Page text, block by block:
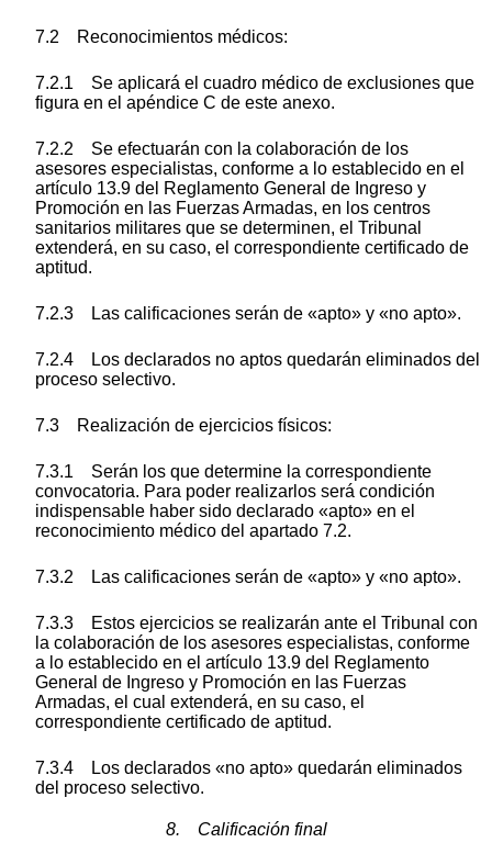
7.2 Reconocimientos médicos:
7.2.1 Se aplicará el cuadro médico de exclusiones que
figura en el apéndice C de este anexo.
7.2.2 Se efectuarán con la colaboración de los
asesores especialistas, conforme a lo establecido en el
artículo 13.9 del Reglamento General de Ingreso y
Promoción en las Fuerzas Armadas, en los centros
sanitarios militares que se determinen, el Tribunal
extenderá, en su caso, el correspondiente certificado de
aptitud.
7.2.3 Las calificaciones serán de «apto» y «no apto».
7.2.4 Los declarados no aptos quedarán eliminados del
proceso selectivo.
7.3 Realización de ejercicios físicos:
7.3.1 Serán los que determine la correspondiente
convocatoria. Para poder realizarlos será condición
indispensable haber sido declarado «apto» en el
reconocimiento médico del apartado 7.2.
7.3.2 Las calificaciones serán de «apto» y «no apto».
7.3.3 Estos ejercicios se realizarán ante el Tribunal con
la colaboración de los asesores especialistas, conforme
a lo establecido en el artículo 13.9 del Reglamento
General de Ingreso y Promoción en las Fuerzas
Armadas, el cual extenderá, en su caso, el
correspondiente certificado de aptitud.
7.3.4 Los declarados «no apto» quedarán eliminados
del proceso selectivo.
8. Calificación final